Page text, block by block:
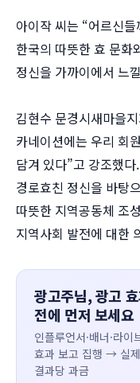
아이작 씨는 “어르신
한국의 따뜻한 효 문화
정신을 가까이에서 느
김현수 문경시새마을
카네이션에는 우리 회
담겨 있다”고 강조했
경로효친 정신을 바탕
따뜻한 지역공동체 조
지역사회 발전에 대한
광고주님, 광고
전에 먼저 보세요
인플루언서·배너·라이
효과 보고 집행 → 실
결과당 과금